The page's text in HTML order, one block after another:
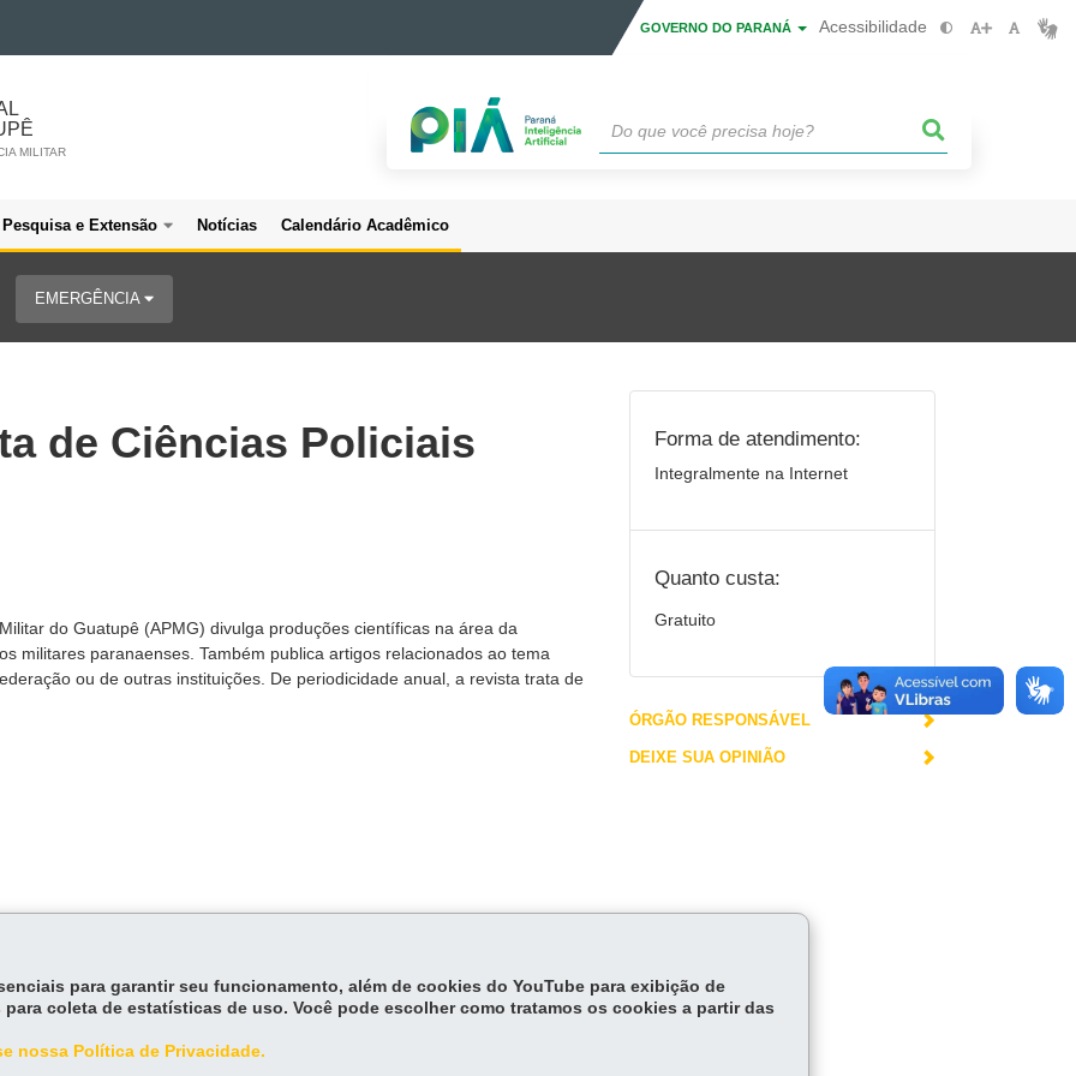
GOVERNO DO PARANÁ Acessibilidade
MILITAR
Pesquisa e Extensão Notícias Calendário Acadêmico
EMERGÊNCIA
de Ciências Policiais
do Guatupê (APMG) divulga produções científicas na área da
militares paranaenses. Também publica artigos relacionados ao tema
ou de outras instituições. De periodicidade anual, a revista trata de
Forma de atendimento:
Integralmente na Internet
Quanto custa:
Gratuito
ÓRGÃO RESPONSÁVEL
DEIXE SUA OPINIÃO
para garantir seu funcionamento, além de cookies do YouTube para exibição de
coleta de estatísticas de uso. Você pode escolher como tratamos os cookies a partir das
nossa Política de Privacidade.